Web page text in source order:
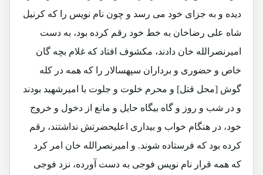
دیده و به جزای خود می رسد و چون نام نویس را که کرنیل
شاه علی رضاخان به خط خود رقم کرده بود، به دست
امیرنصرالله خان دادند، مکشوف افتاد که غلام بچه گان
خاص و حضوری و برداران سپهسالار را که همه در کله
گوش [محل قتل] و محرم خلوت و جلوت با امیرشهید بودند
و در شب و روز و گاه بیگاه حایل و مانع از دخول و خروج
خود، در هنگام خواب و بیداری اعلیحضرتش نداشتند، رقم
کرده بود که فرستاده شوند. و امیرنصرالله خان امر کرد
که همه قرار نام نویس فوجی به دست آورده، نزد فوجی